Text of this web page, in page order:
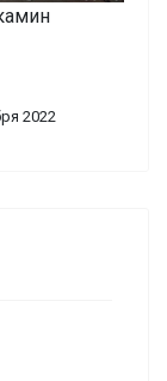
2022